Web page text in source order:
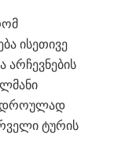
ისეთივე
დროულად
ტურის